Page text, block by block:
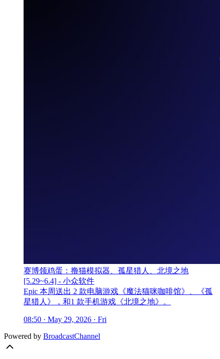
赛博领鸡蛋：撸猫模拟器、孤星猎人、北境之地
[5.29~6.4] - 小众软件
Epic 本周送出 2 款电脑游戏《魔法猫咪咖啡馆》、《孤
星猎人》，和1 款手机游戏《北境之地》。
08:50 · May 29, 2026 · Fri
Powered by BroadcastChannel